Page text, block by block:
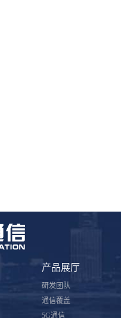
产品展厅
研发团队
通信覆盖
5G通信